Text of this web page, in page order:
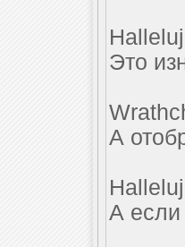
Это
А
А если